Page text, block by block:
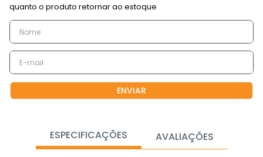
ENVIAR
ESPECIFICAÇÕES AVALIAÇÕES